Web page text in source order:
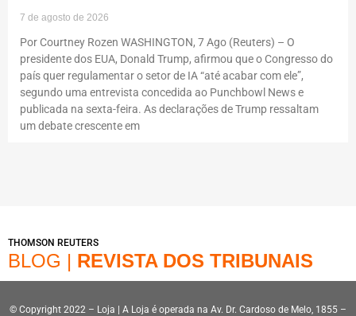
7 de agosto de 2026
Por Courtney Rozen WASHINGTON, 7 Ago (Reuters) – O
presidente dos EUA, Donald Trump, afirmou que o Congresso do
país quer regulamentar o setor de IA “até acabar com ele”,
segundo uma entrevista concedida ao Punchbowl News e
publicada na sexta-feira. As declarações de Trump ressaltam
um debate crescente em
THOMSON REUTERS
BLOG | REVISTA DOS TRIBUNAIS
© Copyright 2022 – Loja | A Loja é operada na Av. Dr. Cardoso de Melo, 1855 –